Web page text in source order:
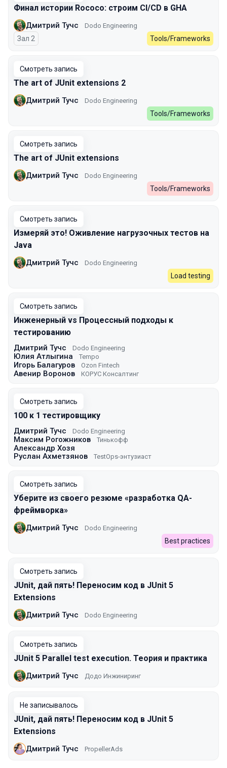
Финал истории Rococo: строим CI/CD в GHA
Дмитрий Тучс Dodo Engineering
Зал 2 Tools/Frameworks
Смотреть запись
The art of JUnit extensions 2
Дмитрий Тучс Dodo Engineering
Tools/Frameworks
Смотреть запись
The art of JUnit extensions
Дмитрий Тучс Dodo Engineering
Tools/Frameworks
Смотреть запись
Измеряй это! Оживление нагрузочных тестов на
Java
Дмитрий Тучс Dodo Engineering
Load testing
Смотреть запись
Инженерный vs Процессный подходы к
тестированию
Дмитрий Тучс Dodo Engineering
Юлия Атлыгина Tempo
Игорь Балагуров Ozon Fintech
Авенир Воронов КОРУС Консалтинг
Смотреть запись
100 к 1 тестировщику
Дмитрий Тучс Dodo Engineering
Максим Рогожников Тинькофф
Александр Хозя
Руслан Ахметзянов
TestOps-энтузиаст
Смотреть запись
Уберите из своего резюме «разработка QA-
фреймворка»
Дмитрий Тучс Dodo Engineering
Best practices
Смотреть запись
JUnit, дай пять! Переносим код в JUnit 5
Extensions
Дмитрий Тучс Dodo Engineering
Смотреть запись
JUnit 5 Parallel test execution. Теория и практика
Дмитрий Тучс Додо Инжиниринг
Не записывалось
JUnit, дай пять! Переносим код в JUnit 5
Extensions
Дмитрий Тучс PropellerAds